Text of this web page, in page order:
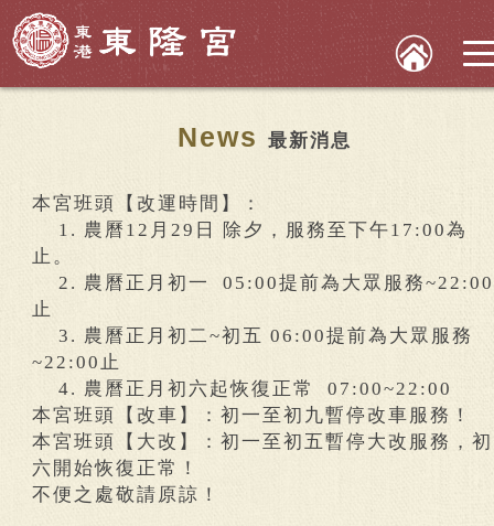
News 最新消息
本宮班頭【改運時間】：
1. 農曆12月29日 除夕，服務至下午17:00為
止。
2. 農曆正月初一 05:00提前為大眾服務~22:00
止
3. 農曆正月初二~初五 06:00提前為大眾服務
~22:00止
4. 農曆正月初六起恢復正常 07:00~22:00
本宮班頭【改車】：初一至初九暫停改車服務！
本宮班頭【大改】：初一至初五暫停大改服務，初
六開始恢復正常！
不便之處敬請原諒！